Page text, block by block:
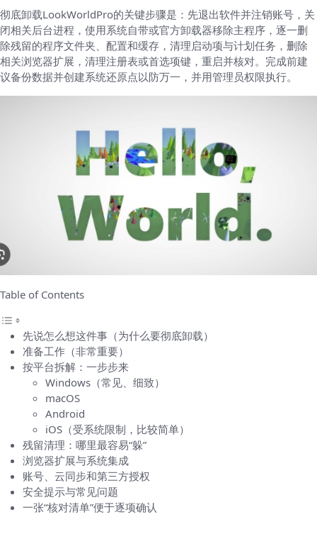
彻底卸载LookWorldPro的关键步骤是：先退出软件并注销账号，关
闭相关后台进程，使用系统自带或官方卸载器移除主程序，逐一删
除残留的程序文件夹、配置和缓存，清理启动项与计划任务，删除
相关浏览器扩展，清理注册表或首选项键，重启并核对。完成前建
议备份数据并创建系统还原点以防万一，并用管理员权限执行。
Table of Contents
先说怎么想这件事（为什么要彻底卸载）
准备工作（非常重要）
按平台拆解：一步步来
Windows（常见、细致）
macOS
Android
iOS（受系统限制，比较简单）
残留清理：哪里最容易“躲”
浏览器扩展与系统集成
账号、云同步和第三方授权
安全提示与常见问题
一张“核对清单”便于逐项确认